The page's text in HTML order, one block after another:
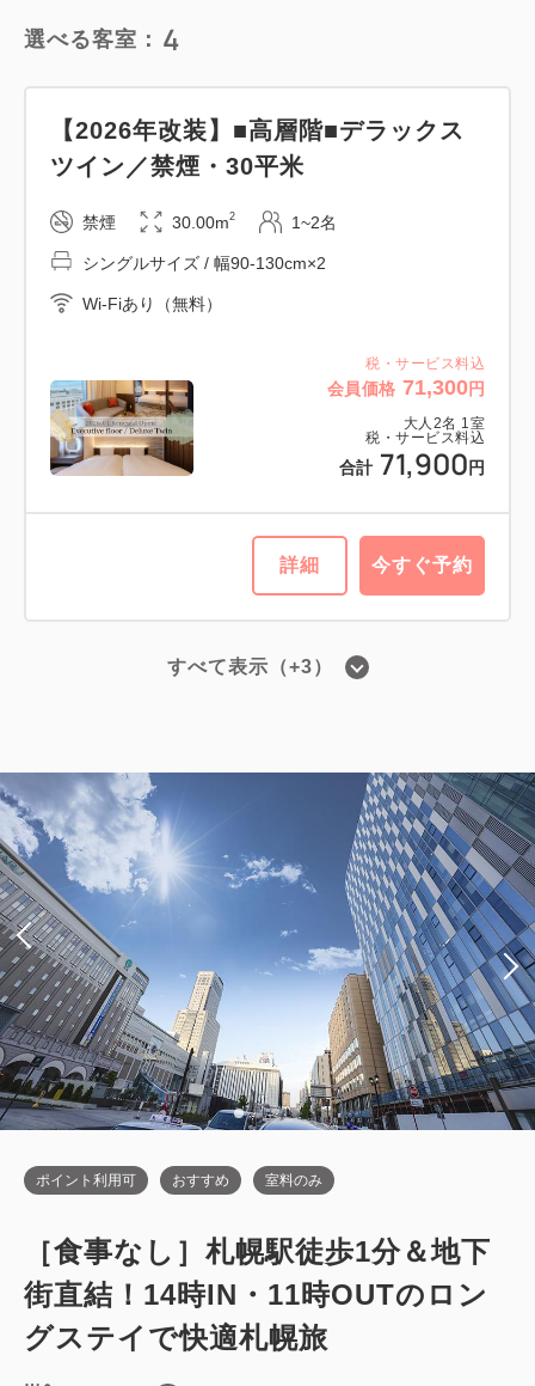
税・サービス料込
会員価格 33,050円
大人2名1室
税・サービス料込
合計 33,650円
【スタンダード】コンパクトツイン／
禁煙・18平米
禁煙 19.00m 1~2名
シングルサイズ / 幅90-130cm×2
Wi-Fiあり（無料）
詳細 今すぐ予約
税・サービス料込
会員価格 35,250円
大人2名1室
税・サービス料込
合計 35,850円
【禁煙】女性限定レディースツインル
ーム（22平米／男性はご利用頂けませ
ん）
22.00m
シングルサイズ×2 Wi-Fiあり（無料）
選べる客室： 4
税・サービス料込
会員価格 71,300円
大人 2名 1室
税・サービス料込
合計 71,900 円
【2026年改装】■高層階■デラックス
ツイン／禁煙・30平米
禁煙 30.00m2 1~2名
シングルサイズ / 幅90-130cm×2
Wi-Fiあり（無料）
詳細 今すぐ予約
税・サービス料込
会員価格 52,550円
大人2名1室
税・サービス料込
合計 53,150円
禁煙 2
シングルサイズ / 幅90-130cm×2
Wi-Fiあり（無料）
残り1室 詳細 今すぐ予約
禁煙ルーム
■高層階エグゼクティブフロア■ツイン
すべて表示（+3）
ポイント利用可 おすすめ 室料のみ
［食事なし］札幌駅徒歩1分＆地下
街直結！14時IN・11時OUTのロン
グステイで快適札幌旅